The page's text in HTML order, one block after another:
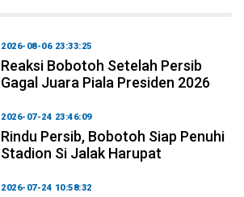
2026-08-06 23:33:25
Reaksi Bobotoh Setelah Persib
Gagal Juara Piala Presiden 2026
2026-07-24 23:46:09
Rindu Persib, Bobotoh Siap Penuhi
Stadion Si Jalak Harupat
2026-07-24 10:58:32